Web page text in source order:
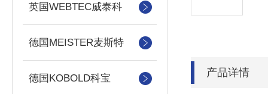
英国WEBTEC威泰科
德国MEISTER麦斯特
德国KOBOLD科宝 产品详情